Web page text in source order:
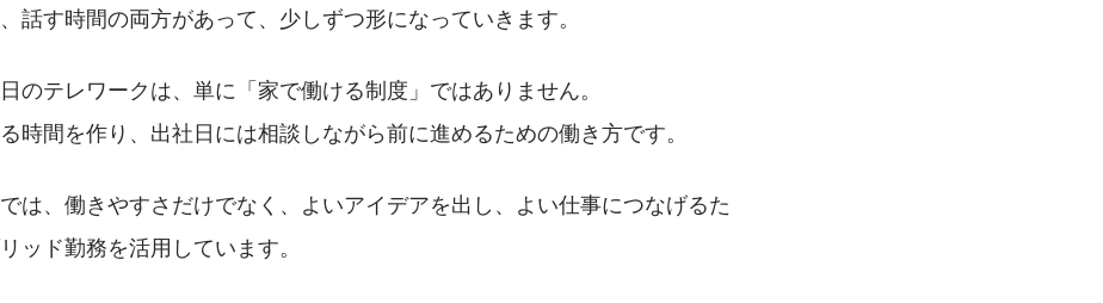
話す時間の両方があって、少しずつ形になっていきます。
のテレワークは、単に「家で働ける制度」ではありません。
時間を作り、出社日には相談しながら前に進めるための働き方です。
は、働きやすさだけでなく、よいアイデアを出し、よい仕事につなげるた
ッド勤務を活用しています。